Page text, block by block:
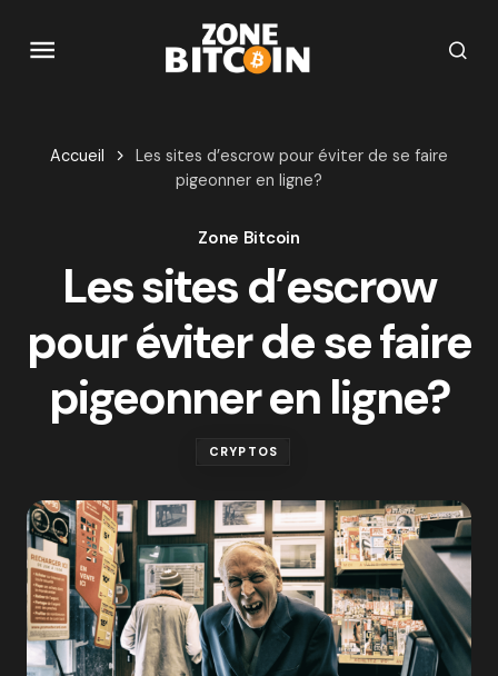
Accueil
Les sites d’escrow pour éviter de se faire
pigeonner en ligne?
Zone Bitcoin
Les sites d’escrow
pour éviter de se faire
pigeonner en ligne?
CRYPTOS